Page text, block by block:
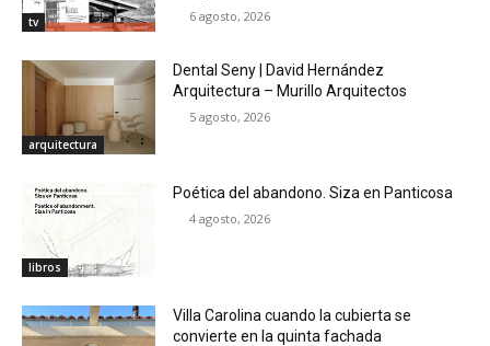
tv 6 agosto, 2026
arquitectura
Dental Seny | David Hernández
Arquitectura – Murillo Arquitectos
5 agosto, 2026
libros
Poética del abandono. Siza en Panticosa
4 agosto, 2026
Villa Carolina cuando la cubierta se
convierte en la quinta fachada